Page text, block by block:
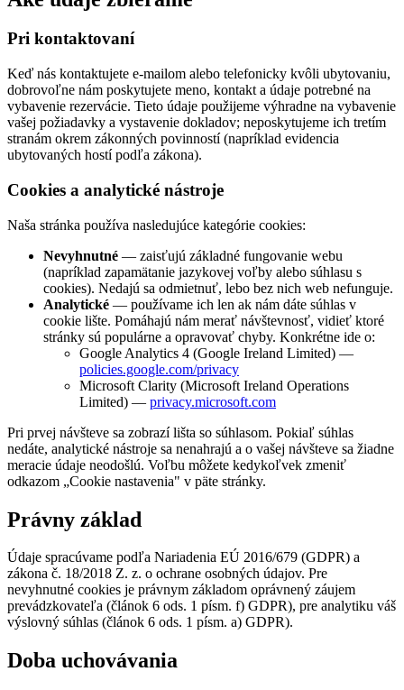
Pri kontaktovaní
Keď nás kontaktujete e-mailom alebo telefonicky kvôli ubytovaniu,
dobrovoľne nám poskytujete meno, kontakt a údaje potrebné na
vybavenie rezervácie. Tieto údaje použijeme výhradne na vybavenie
vašej požiadavky a vystavenie dokladov; neposkytujeme ich tretím
stranám okrem zákonných povinností (napríklad evidencia
ubytovaných hostí podľa zákona).
Cookies a analytické nástroje
Naša stránka používa nasledujúce kategórie cookies:
Nevyhnutné — zaisťujú základné fungovanie webu
(napríklad zapamätanie jazykovej voľby alebo súhlasu s
cookies). Nedajú sa odmietnuť, lebo bez nich web nefunguje.
Analytické — používame ich len ak nám dáte súhlas v
cookie lište. Pomáhajú nám merať návštevnosť, vidieť ktoré
stránky sú populárne a opravovať chyby. Konkrétne ide o:
Google Analytics 4 (Google Ireland Limited) —
policies.google.com/privacy
Microsoft Clarity (Microsoft Ireland Operations
Limited) — privacy.microsoft.com
Pri prvej návšteve sa zobrazí lišta so súhlasom. Pokiaľ súhlas
nedáte, analytické nástroje sa nenahrajú a o vašej návšteve sa žiadne
meraciе údaje neodošlú. Voľbu môžete kedykoľvek zmeniť
odkazom „Cookie nastavenia" v päte stránky.
Právny základ
Údaje spracúvame podľa Nariadenia EÚ 2016/679 (GDPR) a
zákona č. 18/2018 Z. z. o ochrane osobných údajov. Pre
nevyhnutné cookies je právnym základom oprávnený záujem
prevádzkovateľa (článok 6 ods. 1 písm. f) GDPR), pre analytiku váš
výslovný súhlas (článok 6 ods. 1 písm. a) GDPR).
Doba uchovávania